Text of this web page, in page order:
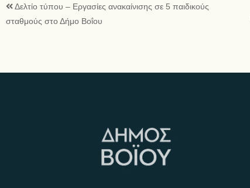
Δελτίο τύπου – Εργασίες ανακαίνισης σε 5 παιδικούς
σταθμούς στο Δήμο Βοΐου